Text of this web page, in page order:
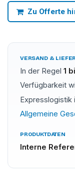
Zu Offerte
VERSAND &
In der Regel 1
Verfügbarkeit
Expresslogistik
Allgemeine
PRODUKTDATEN
Interne